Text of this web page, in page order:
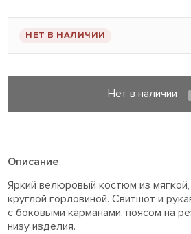
НЕТ В НАЛИЧИИ
Нет в наличии
Описание
Яркий велюровый костюм из мягкой,
круглой горловиной. Свитшот и
с боковыми карманами, поясом на
низу изделия.